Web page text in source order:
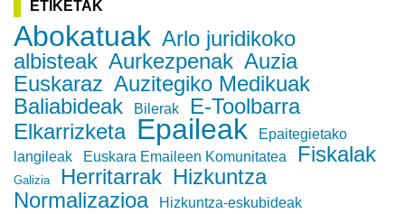
ETIKETAK
Abokatuak Arlo juridikoko
albisteak Aurkezpenak Auzia
Euskaraz Auzitegiko Medikuak
Baliabideak
Bilerak
E-Toolbarra
Elkarrizketa Epaileak
Epaitegietako
langileak
Euskara Emaileen Komunitatea Fiskalak
Galizia Herritarrak Hizkuntza
Normalizazioa
Hizkuntza-eskubideak